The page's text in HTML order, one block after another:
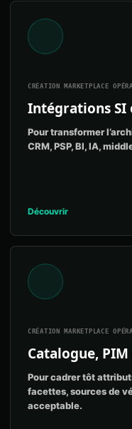
CRÉATION MARKETPLACE
Intégrations SI
Pour transformer
CRM, PSP, BI, IA,
Découvrir
CRÉATION MARKETPLACE
Catalogue,
Pour cadrer tôt
facettes, sources de
acceptable.